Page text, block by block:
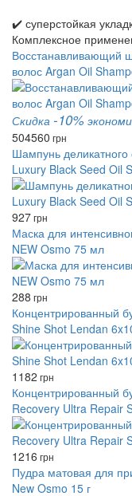
✔️ суперстойкая
Комплексное
Восстанавливающий
волос Argan Oil
Скидка -10%
504560 грн
Шампунь
Luxury Black Seed Oil
927грн
Маска для
NEW Osmo 75 мл
288 грн
Концентрированный
Shine Shot Lendan
1182 грн
Концентрированный
Recovery Ultra Repair
1216 грн
Пудра матовая для
New Osmo 15 г